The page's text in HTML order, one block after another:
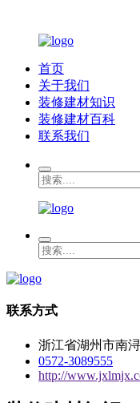
首页
关于我们
装修建材知识
装修建材百科
联系我们
联系方式
浙江省湖州市南
0572-3089555
http://